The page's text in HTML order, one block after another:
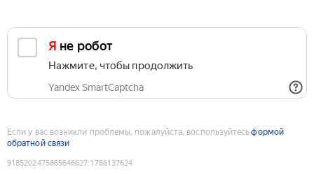
Я не робот
Нажмите, чтобы продолжить
Yandex SmartCaptcha
Если у вас возникли проблемы, пожалуйста, воспользуйтесьформой
обратной связи
9185202475865646627:1786137624